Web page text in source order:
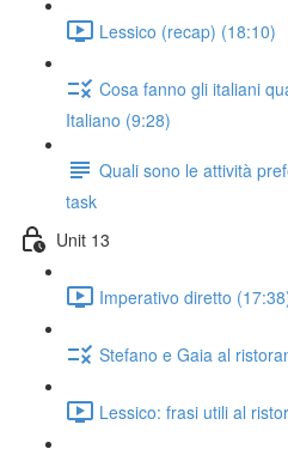
Lessico (recap) (18:10)
Cosa fanno gli italiani
Italiano (9:28)
Quali sono le attività
task
Unit 13
Imperativo diretto
Stefano e Gaia al
Lessico: frasi utili al